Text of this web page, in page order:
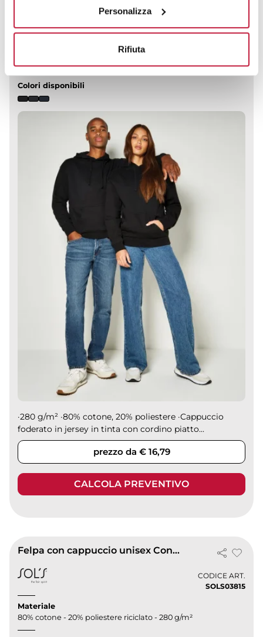
Personalizza
Rifiuta
KK333
Colori disponibili
·280 g/m² ·80% cotone, 20% poliestere ·Cappuccio
foderato in jersey in tinta con cordino piatto...
prezzo da € 16,79
CALCOLA PREVENTIVO
Felpa con cappuccio unisex Condor
CODICE ART.
SOLS03815
Materiale
80% cotone - 20% poliestere riciclato - 280 g/m²